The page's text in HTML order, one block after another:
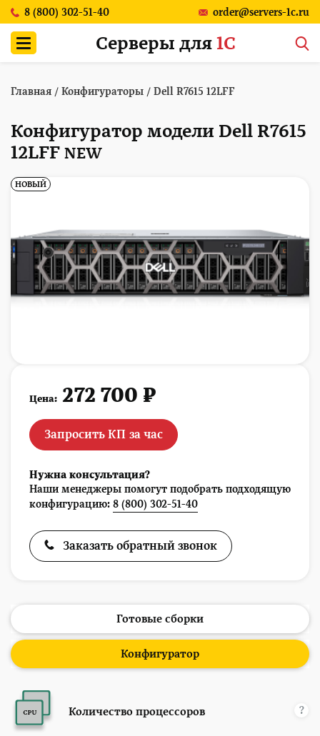
8 (800) 302-51-40 order@servers-1c.ru
Серверы для 1С
Главная / Конфигураторы / Dell R7615 12LFF
Конфигуратор модели Dell R7615
12LFF NEW
НОВЫЙ
Цена: 272 700 ₽
Запросить КП за час
Нужна консультация?
Наши менеджеры помогут подобрать подходящую
конфигурацию: 8 (800) 302-51-40
Заказать обратный звонок
Готовые сборки
Конфигуратор
Количество процессоров ?